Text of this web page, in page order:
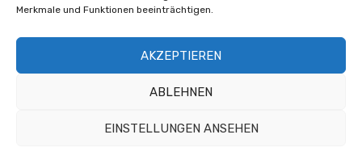
Merkmale und Funktionen beeinträchtigen.
AKZEPTIEREN
ABLEHNEN
EINSTELLUNGEN ANSEHEN
© 2026 Buntwerkstatt.at
Datenschutz und Offenlegung